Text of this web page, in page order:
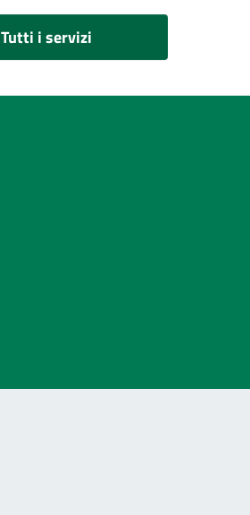
Tutti i servizi